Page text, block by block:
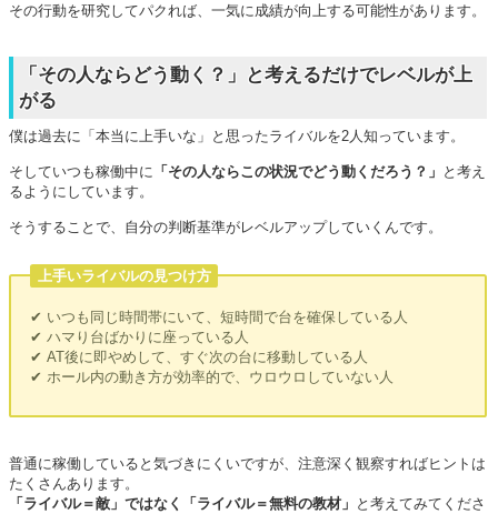
その行動を研究してパクれば、一気に成績が向上する可能性があります。
「その人ならどう動く？」と考えるだけでレベルが上
がる
僕は過去に「本当に上手いな」と思ったライバルを2人知っています。
そしていつも稼働中に 「その人ならこの状況でどう動くだろう？」 と考え
るようにしています。
そうすることで、自分の判断基準がレベルアップしていくんです。
上手いライバルの見つけ方
✔ いつも同じ時間帯にいて、短時間で台を確保している人
✔ ハマり台ばかりに座っている人
✔ AT後に即やめして、すぐ次の台に移動している人
✔ ホール内の動き方が効率的で、ウロウロしていない人
普通に稼働していると気づきにくいですが、注意深く観察すればヒントは
たくさんあります。
「ライバル＝敵」ではなく「ライバル＝無料の教材」 と考えてみてくださ